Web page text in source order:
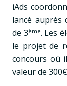
iAds
lancé auprès
de 3ème. Les
le projet de
concours où
valeur de